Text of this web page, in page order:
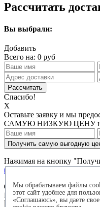
Рассчитать
Вы выбрали:
Добавить
Всего на: 0 руб
Спасибо!
X
Оставьте заявку и мы
САМУЮ НИЗКУЮ ЦЕНУ
Получить самую выгодную
Нажимая на кнопку
политикой обработки
Оставить заявку на бетон
Наши сотрудники свяжутся
Мы обрабатываем файлы
этот сайт удобнее для
«Соглашаюсь», вы даете